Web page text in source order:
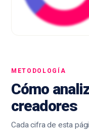
METODOLOGÍA
Cómo
creadores
Cada cifra de esta